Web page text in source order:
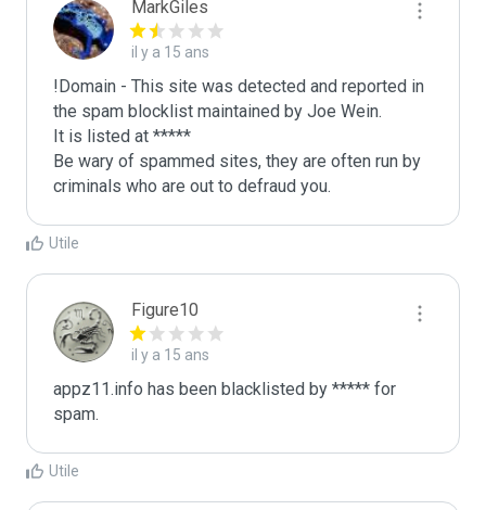
MarkGiles
il y a 15 ans
!Domain - This site was detected and reported in
the spam blocklist maintained by Joe Wein.
It is listed at *****
Be wary of spammed sites, they are often run by
criminals who are out to defraud you.
Utile
Figure10
il y a 15 ans
appz11.info has been blacklisted by ***** for
spam.
Utile